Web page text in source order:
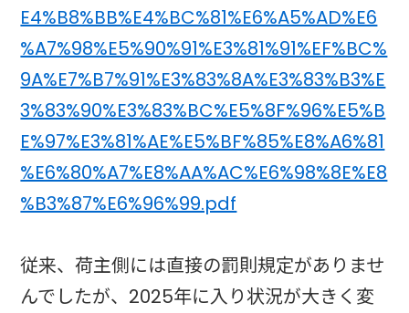
E4%B8%BB%E4%BC%81%E6%A5%AD%E6
%A7%98%E5%90%91%E3%81%91%EF%BC%
9A%E7%B7%91%E3%83%8A%E3%83%B3%E
3%83%90%E3%83%BC%E5%8F%96%E5%B
E%97%E3%81%AE%E5%BF%85%E8%A6%81
%E6%80%A7%E8%AA%AC%E6%98%8E%E8
%B3%87%E6%96%99.pdf
従来、荷主側には直接の罰則規定がありませ
んでしたが、2025年に入り状況が大きく変